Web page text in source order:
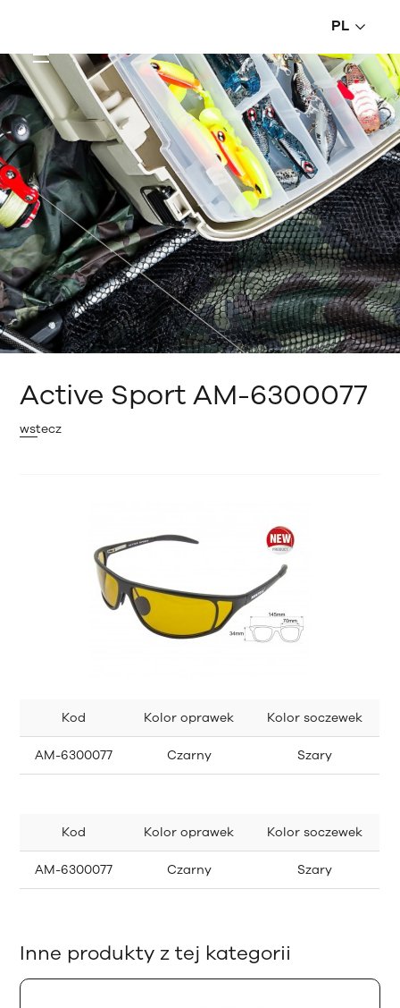
PL
Active Sport AM-6300077
wstecz
Kod Kolor oprawek Kolor soczewek
AM-6300077 Czarny Szary
Kod Kolor oprawek Kolor soczewek
AM-6300077 Czarny Szary
Inne produkty z tej kategorii